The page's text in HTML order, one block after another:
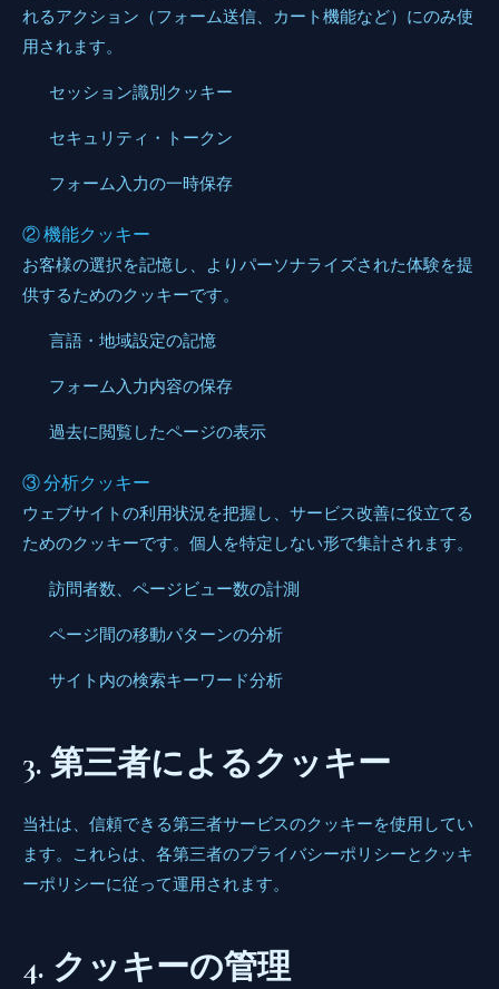
れるアクション（フォーム送信、カート機能など）にのみ使
用されます。
セッション識別クッキー
セキュリティ・トークン
フォーム入力の一時保存
② 機能クッキー
お客様の選択を記憶し、よりパーソナライズされた体験を提
供するためのクッキーです。
言語・地域設定の記憶
フォーム入力内容の保存
過去に閲覧したページの表示
③ 分析クッキー
ウェブサイトの利用状況を把握し、サービス改善に役立てる
ためのクッキーです。個人を特定しない形で集計されます。
訪問者数、ページビュー数の計測
ページ間の移動パターンの分析
サイト内の検索キーワード分析
3. 第三者によるクッキー
当社は、信頼できる第三者サービスのクッキーを使用してい
ます。これらは、各第三者のプライバシーポリシーとクッキ
ーポリシーに従って運用されます。
4. クッキーの管理